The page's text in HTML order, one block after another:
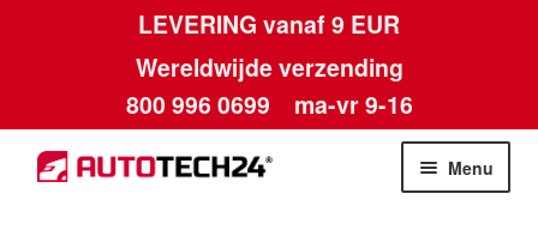
LEVERING vanaf 9 EUR
Wereldwijde verzending
800 996 0699 ma-vr 9-16
Ga
door
Ga
naar
Menu